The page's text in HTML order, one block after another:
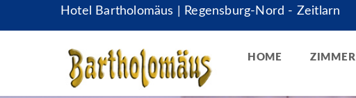
Hotel Bartholomäus | Regensburg-Nord - Zeitlarn
HOME ZIMMER